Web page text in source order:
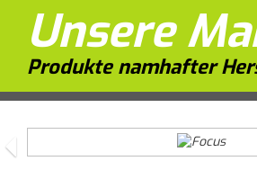
Unsere
Produkte namhafter
Previous